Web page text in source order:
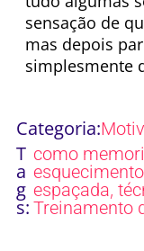
sensação de
mas depois
simplesmente
Categoria:
T
a
g
s:
como
esquecimento
espaçada,
Treinamento